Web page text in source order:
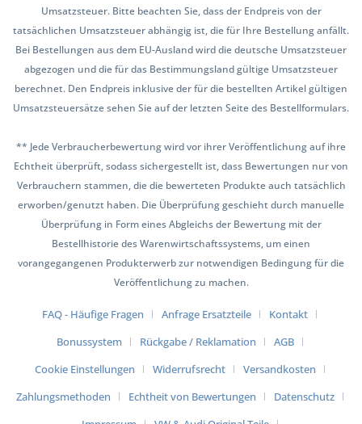
Umsatzsteuer. Bitte beachten Sie, dass der Endpreis von der
tatsächlichen Umsatzsteuer abhängig ist, die für Ihre Bestellung anfällt.
Bei Bestellungen aus dem EU-Ausland wird die deutsche Umsatzsteuer
abgezogen und die für das Bestimmungsland gültige Umsatzsteuer
berechnet. Den Endpreis inklusive der für die bestellten Artikel gültigen
Umsatzsteuersätze sehen Sie auf der letzten Seite des Bestellformulars.
** Jede Verbraucherbewertung wird vor ihrer Veröffentlichung auf ihre
Echtheit überprüft, sodass sichergestellt ist, dass Bewertungen nur von
Verbrauchern stammen, die die bewerteten Produkte auch tatsächlich
erworben/genutzt haben. Die Überprüfung geschieht durch manuelle
Überprüfung in Form eines Abgleichs der Bewertung mit der
Bestellhistorie des Warenwirtschaftssystems, um einen
vorangegangenen Produkterwerb zur notwendigen Bedingung für die
Veröffentlichung zu machen.
FAQ - Häufige Fragen Anfrage Ersatzteile
Kontakt
Bonussystem
Rückgabe / Reklamation
AGB
Cookie Einstellungen
Widerrufsrecht
Versandkosten
Zahlungsmethoden
Echtheit von Bewertungen
Datenschutz